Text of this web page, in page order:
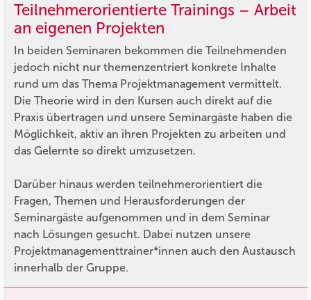
Teilnehmerorientierte Trainings – Arbeit
an eigenen Projekten
In beiden Seminaren bekommen die Teilnehmenden
jedoch nicht nur themenzentriert konkrete Inhalte
rund um das Thema Projektmanagement vermittelt.
Die Theorie wird in den Kursen auch direkt auf die
Praxis übertragen und unsere Seminargäste haben die
Möglichkeit, aktiv an ihren Projekten zu arbeiten und
das Gelernte so direkt umzusetzen.
Darüber hinaus werden teilnehmerorientiert die
Fragen, Themen und Herausforderungen der
Seminargäste aufgenommen und in dem Seminar
nach Lösungen gesucht. Dabei nutzen unsere
Projektmanagementtrainer*innen auch den Austausch
innerhalb der Gruppe.